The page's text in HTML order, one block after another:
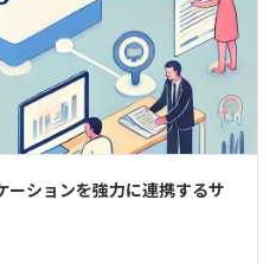
ションを強力に連携するサ